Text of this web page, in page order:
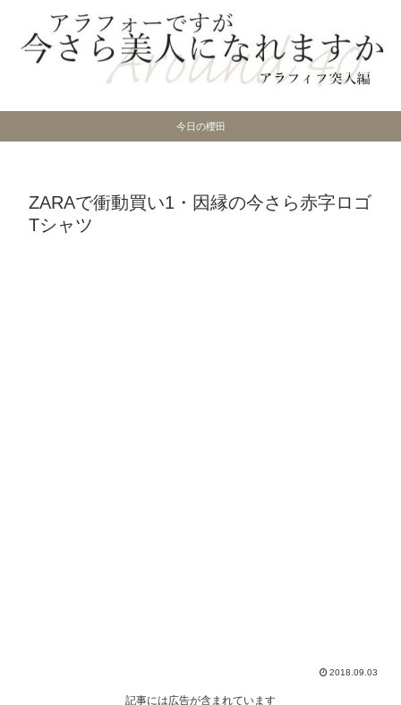
今日の櫻田
ZARAで衝動買い1・因縁の今さら赤字ロゴ
Tシャツ
2018.09.03
記事には広告が含まれています